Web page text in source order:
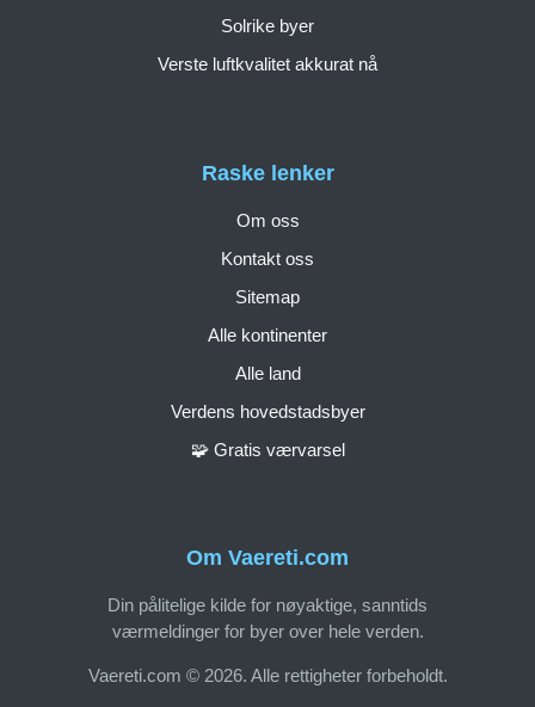
Om Vaereti.com
Din pålitelige kilde for nøyaktige, sanntids
værmeldinger for byer over hele verden.
Vaereti.com © 2026. Alle rettigheter forbeholdt.
Raske lenker
Om oss
Kontakt oss
Sitemap
Alle kontinenter
Alle land
Verdens hovedstadsbyer
🧩 Gratis værvarsel
Solrike byer
Verste luftkvalitet akkurat nå